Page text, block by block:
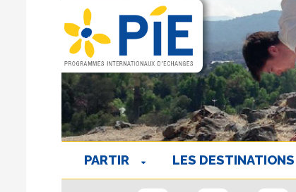
PARTIR LES DESTINATIONS